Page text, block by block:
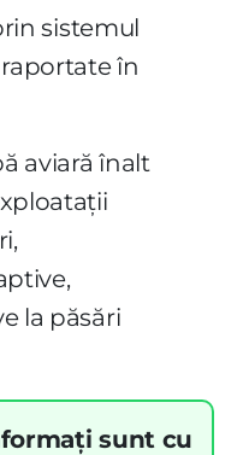
sistemul
în
aviară înalt
la păsări
sunt cu